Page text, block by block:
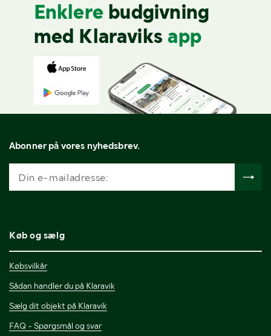
Enklere budgivning
med Klaraviks app
Abonner på vores nyhedsbrev.
Køb og sælg
Købsvilkår
Sådan handler du på Klaravik
Sælg dit objekt på Klaravik
FAQ - Spørgsmål og svar